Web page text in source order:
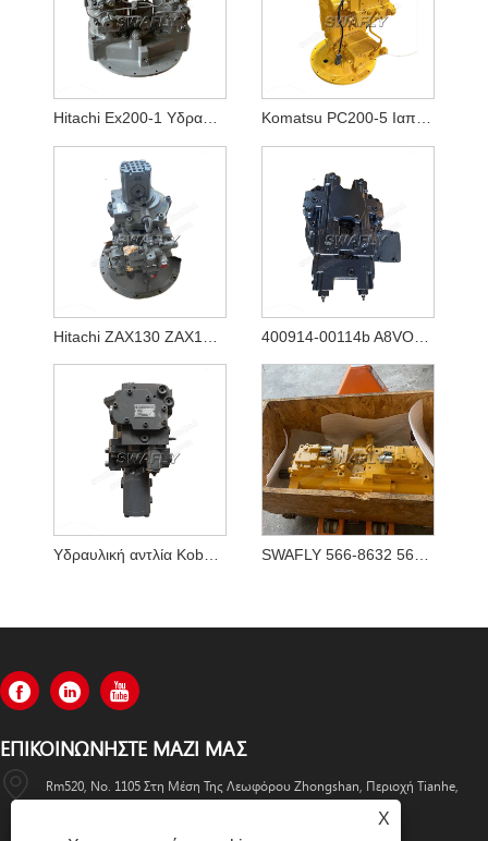
ΕΠΙΚΟΙΝΩΝΉΣΤΕ ΜΑΖΊ ΜΑΣ
Rm520, No. 1105 Στη Μέση Της Λεωφόρου Zhongshan, Περιοχή Tianhe,
X